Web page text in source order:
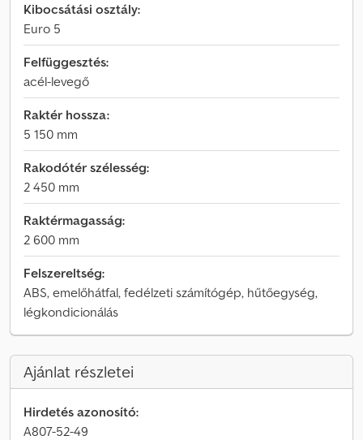
Kibocsátási osztály:
Euro 5
Felfüggesztés:
acél-levegő
Raktér hossza:
5 150 mm
Rakodótér szélesség:
2 450 mm
Raktérmagasság:
2 600 mm
Felszereltség:
ABS, emelőhátfal, fedélzeti számítógép, hűtőegység,
légkondicionálás
Ajánlat részletei
Hirdetés azonosító:
A807-52-49